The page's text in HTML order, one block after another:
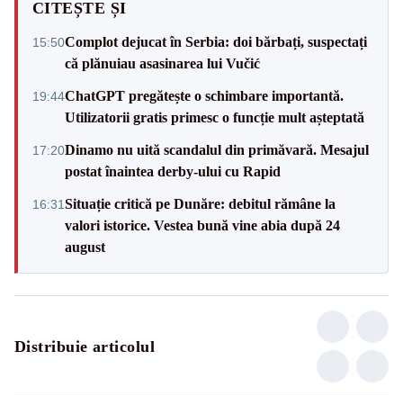
CITEȘTE ȘI
15:50Complot dejucat în Serbia: doi bărbați, suspectați
că plănuiau asasinarea lui Vučić
19:44ChatGPT pregătește o schimbare importantă.
Utilizatorii gratis primesc o funcție mult așteptată
17:20Dinamo nu uită scandalul din primăvară. Mesajul
postat înaintea derby-ului cu Rapid
16:31Situație critică pe Dunăre: debitul rămâne la
valori istorice. Vestea bună vine abia după 24
august
Distribuie articolul